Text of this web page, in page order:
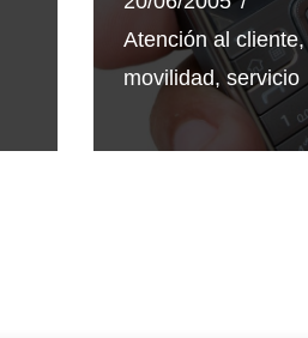
Atención al cliente,
movilidad, servicio